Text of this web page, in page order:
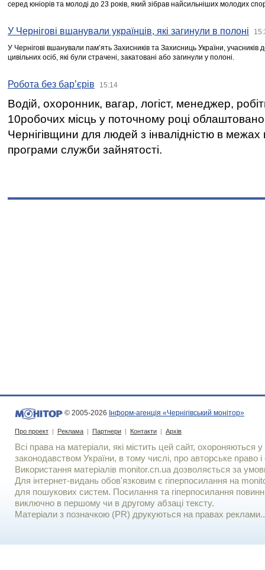
серед юніорів та молоді до 23 років, який зібрав найсильніших молодих
У Чернігові вшанували українців, які загинули в полоні
У Чернігові вшанували пам’ять Захисників та Захисниць України,
цивільних осіб, які були страчені, закатовані або загинули у полоні.
Робота без бар’єрів 15:14
Водій, охоронник, вагар, логіст, менеджер,
10робочих місць у поточному році
Чернігівщини для людей з інвалідністю в межах
програми служби зайнятості.
© 2005-2026 Інформ-агенція «Чернігівський монітор»
Про проект | Реклама | Партнери | Контакти | Архів
Всі права на матеріали, які містить цей сайт, охороняються у
законодавством України, в тому числі, про авторське право і
Використання матерiалiв monitor.cn.ua дозволяється за
Для iнтернет-видань обов'язковим є гiперпосилання на
для пошукових систем. Посилання та гіперпосилання
виключно в першому чи в другому абзаці тексту.
Матеріали з позначкою (PR) друкуються на правах реклами..